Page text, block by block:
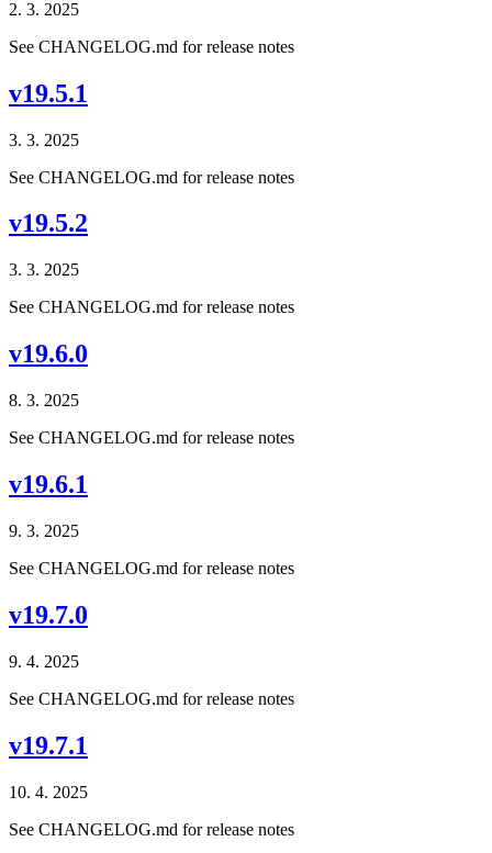
2. 3. 2025
See CHANGELOG.md for release notes
v19.5.1
3. 3. 2025
See CHANGELOG.md for release notes
v19.5.2
3. 3. 2025
See CHANGELOG.md for release notes
v19.6.0
8. 3. 2025
See CHANGELOG.md for release notes
v19.6.1
9. 3. 2025
See CHANGELOG.md for release notes
v19.7.0
9. 4. 2025
See CHANGELOG.md for release notes
v19.7.1
10. 4. 2025
See CHANGELOG.md for release notes